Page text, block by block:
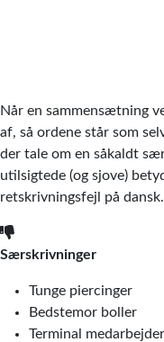
Når en sammensætning
af, så ordene står som
der tale om en såkaldt
utilsigtede (og sjove)
retskrivningsfejl på dansk.
Særskrivninger
Tunge piercinger
Bedstemor boller
Terminal medarbejder